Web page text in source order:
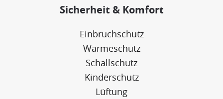
Sicherheit & Komfort
Einbruchschutz
Wärmeschutz
Schallschutz
Kinderschutz
Lüftung